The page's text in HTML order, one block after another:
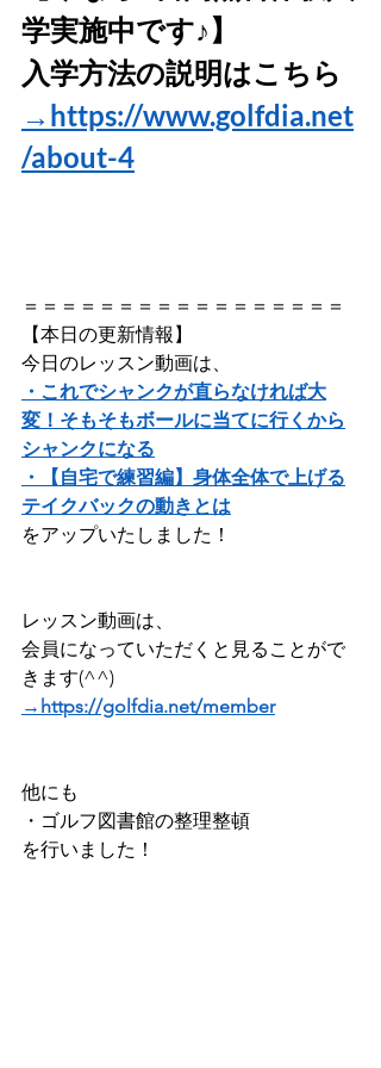
学実施中です♪】
入学方法の説明はこちら
→https://www.golfdia.net
/about-4
＝＝＝＝＝＝＝＝＝＝＝＝＝＝＝＝＝
【本日の更新情報】
今日のレッスン動画は、
・これでシャンクが直らなければ大
変！そもそもボールに当てに行くから
シャンクになる
・【自宅で練習編】身体全体で上げる
テイクバックの動きとは
をアップいたしました！
レッスン動画は、
会員になっていただくと見ることがで
きます(^^)
→https://golfdia.net/member
他にも
・ゴルフ図書館の整理整頓
を行いました！